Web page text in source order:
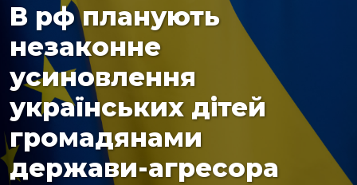
В рф планують
незаконне
усиновлення
українських дітей
громадянами
держави-агресора